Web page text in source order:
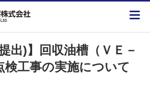
出)】回収油槽（ＶＥ－
検工事の実施について